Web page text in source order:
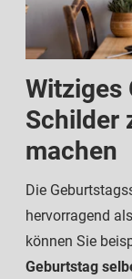
Witziges
Schilder
machen
Die
hervorragend
können Sie
Geburtstag